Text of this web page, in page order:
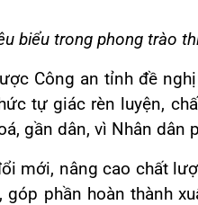
biểu trong phong trào
Công an tỉnh đề nghị
tự giác rèn luyện,
gần dân, vì Nhân dân
nâng cao chất
phần hoàn thành